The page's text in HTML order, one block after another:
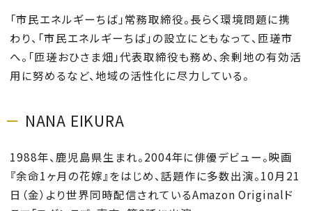
「市民エネルギーちば」常務取締役。長らく環境問題に携
わり、「市民エネルギーちば」の設立にともなって、匝瑳市
へ。「匝瑳おひさま畑」代表取締役も務め、余剰地の有効活
用に努めるなど、地域の活性化に尽力している。
NANA EIKURA
1988年、鹿児島県生まれ。2004年に俳優デビュー。映画
『余命1ヶ月の花嫁』をはじめ、話題作に多数出演。10月21
日（金）より世界同時配信されているAmazon Originalド